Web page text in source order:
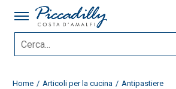
Home Articoli per la cucina
Antipastiere